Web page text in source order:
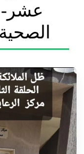
عشر-
الصحية